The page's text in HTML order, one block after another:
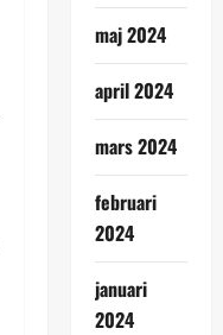
maj 2024
april 2024
mars 2024
februari
2024
januari
2024